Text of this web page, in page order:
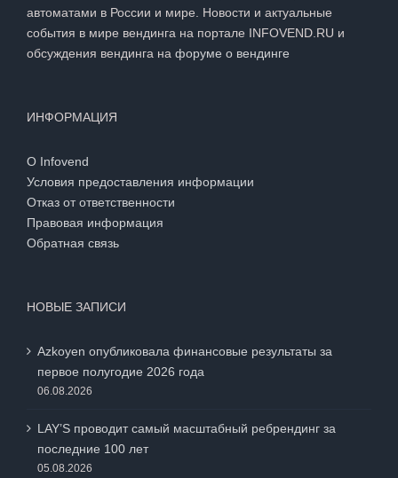
автоматами в России и мире. Новости и актуальные
события в мире вендинга на портале INFOVEND.RU и
обсуждения вендинга на форуме о вендинге
ИНФОРМАЦИЯ
О Infovend
Условия предоставления информации
Отказ от ответственности
Правовая информация
Обратная связь
НОВЫЕ ЗАПИСИ
Azkoyen опубликовала финансовые результаты за
первое полугодие 2026 года
06.08.2026
LAY’S проводит самый масштабный ребрендинг за
последние 100 лет
05.08.2026